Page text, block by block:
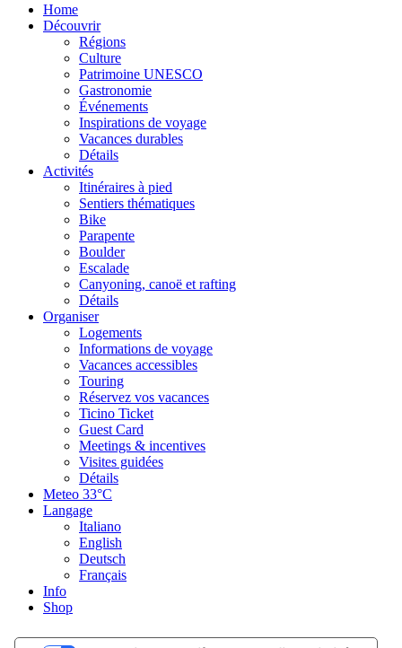
Home
Découvrir
Régions
Culture
Patrimoine UNESCO
Gastronomie
Événements
Inspirations de voyage
Vacances durables
Détails
Activités
Itinéraires à pied
Sentiers thématiques
Bike
Parapente
Boulder
Escalade
Canyoning, canoë et rafting
Détails
Organiser
Logements
Informations de voyage
Vacances accessibles
Touring
Réservez vos vacances
Ticino Ticket
Guest Card
Meetings & incentives
Visites guidées
Détails
Meteo 33°C
Langage
Italiano
English
Deutsch
Français
Info
Shop